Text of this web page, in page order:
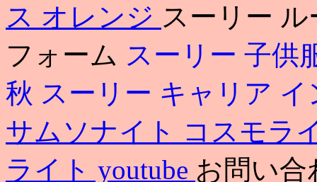
ス オレンジ スーリー
フォーム スーリー 子供
秋 スーリー キャリア
サムソナイト コスモラ
ライト youtube お問い合